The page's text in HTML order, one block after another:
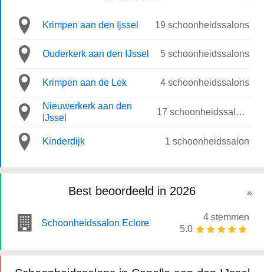
Krimpen aan den Ijssel 19 schoonheidssalons
Ouderkerk aan den IJssel 5 schoonheidssalons
Krimpen aan de Lek 4 schoonheidssalons
Nieuwerkerk aan den
IJssel
17 schoonheidssalons
Kinderdijk 1 schoonheidssalon
Best beoordeeld in 2026
Schoonheidssalon Eclore
4 stemmen
5.0